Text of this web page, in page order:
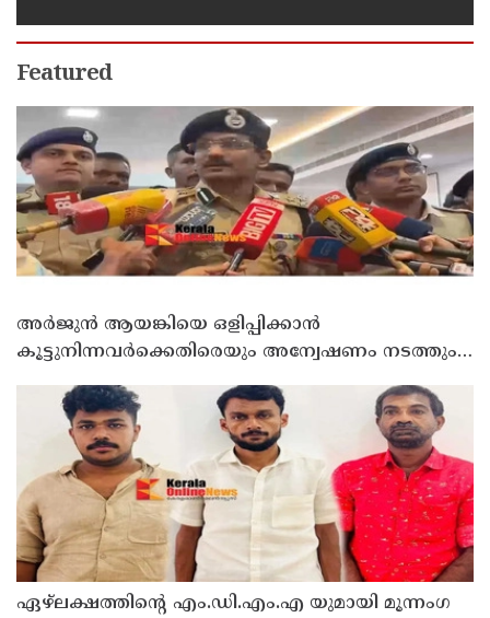
Featured
അർജുൻ ആയങ്കിയെ ഒളിപ്പിക്കാൻ
കൂട്ടുനിന്നവർക്കെതിരെയും അന്വേഷണം നടത്തും:
ഏഴ്ലക്ഷത്തിൻ്റെ എം.ഡി.എം.എ യുമായി മൂന്നംഗ